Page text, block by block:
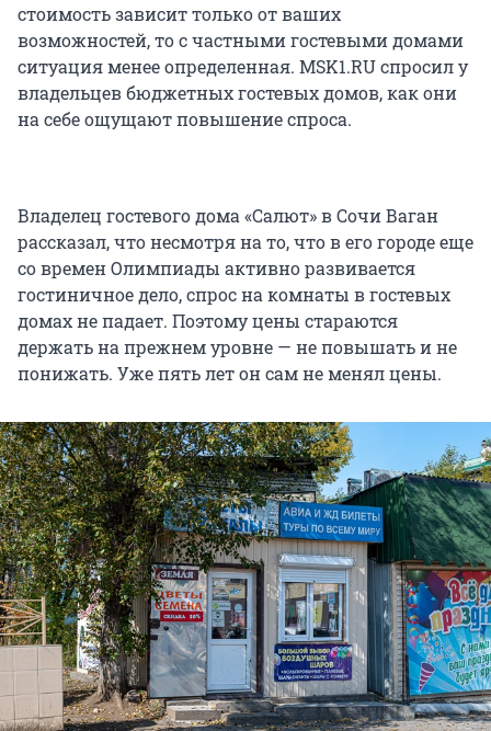
стоимость зависит только от ваших
возможностей, то с частными гостевыми домами
ситуация менее определенная. MSK1.RU спросил у
владельцев бюджетных гостевых домов, как они
на себе ощущают повышение спроса.
Владелец гостевого дома «Салют» в Сочи Ваган
рассказал, что несмотря на то, что в его городе еще
со времен Олимпиады активно развивается
гостиничное дело, спрос на комнаты в гостевых
домах не падает. Поэтому цены стараются
держать на прежнем уровне — не повышать и не
понижать. Уже пять лет он сам не менял цены.